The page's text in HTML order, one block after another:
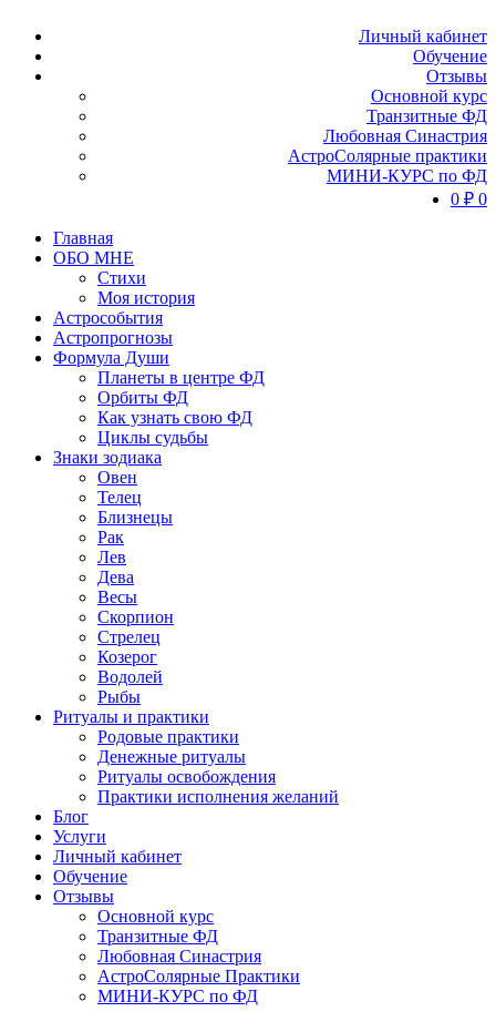
Личный кабинет
Обучение
Отзывы
Основной курс
Транзитные ФД
Любовная Синастрия
АстроСолярные практики
МИНИ-КУРС по ФД
0 ₽ 0
Главная
ОБО МНЕ
Стихи
Моя история
Астрособытия
Астропрогнозы
Формула Души
Планеты в центре ФД
Орбиты ФД
Как узнать свою ФД
Циклы судьбы
Знаки зодиака
Овен
Телец
Близнецы
Рак
Лев
Дева
Весы
Скорпион
Стрелец
Козерог
Водолей
Рыбы
Ритуалы и практики
Родовые практики
Денежные ритуалы
Ритуалы освобождения
Практики исполнения желаний
Блог
Услуги
Личный кабинет
Обучение
Отзывы
Основной курс
Транзитные ФД
Любовная Синастрия
АстроСолярные Практики
МИНИ-КУРС по ФД